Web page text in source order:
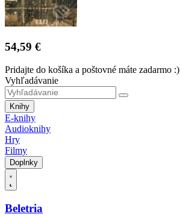
54,59 €
Pridajte do košíka a poštovné máte zadarmo :)
Vyhľadávanie
Knihy
E-knihy
Audioknihy
Hry
Filmy
Doplnky
Beletria